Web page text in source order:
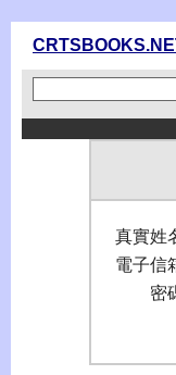
真實姓
電子信
密